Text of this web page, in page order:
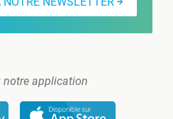
notre application